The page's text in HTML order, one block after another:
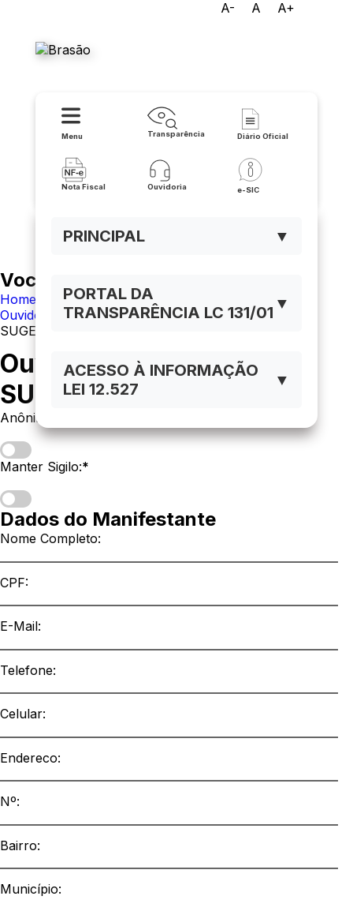
A- A A+
Menu Transparência Diário Oficial
Nota Fiscal Ouvidoria e-SIC
PRINCIPAL ▼
PORTAL DA
TRANSPARÊNCIA LC 131/01 ▼
ACESSO À INFORMAÇÃO
LEI 12.527
▼
Você está navegando em:
Home
Ouvidoria
SUGESTÃO
Ouvidoria - Registrar
SUGESTÃO
Anônimo:
Manter Sigilo:*
Dados do Manifestante
Nome Completo:
CPF:
E-Mail:
Telefone:
Celular:
Endereco:
Nº:
Bairro:
Município: